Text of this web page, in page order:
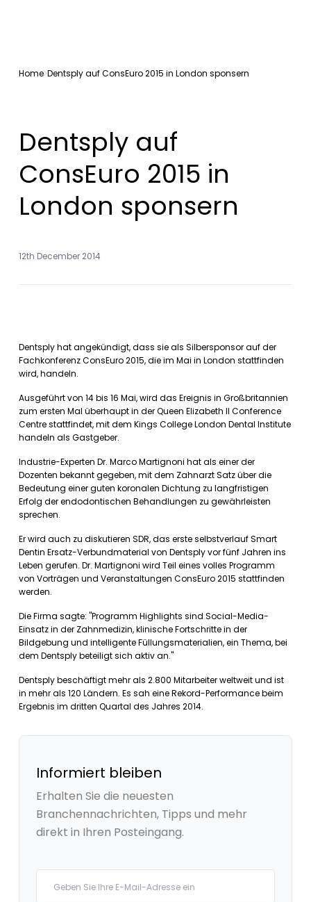
Home Dentsply auf ConsEuro 2015 in London sponsern
Dentsply auf
ConsEuro 2015 in
London sponsern
12th December 2014
Dentsply hat angekündigt, dass sie als Silbersponsor auf der
Fachkonferenz ConsEuro 2015, die im Mai in London stattfinden
wird, handeln.
Ausgeführt von 14 bis 16 Mai, wird das Ereignis in Großbritannien
zum ersten Mal überhaupt in der Queen Elizabeth II Conference
Centre stattfindet, mit dem Kings College London Dental Institute
handeln als Gastgeber.
Industrie-Experten Dr. Marco Martignoni hat als einer der
Dozenten bekannt gegeben, mit dem Zahnarzt Satz über die
Bedeutung einer guten koronalen Dichtung zu langfristigen
Erfolg der endodontischen Behandlungen zu gewährleisten
sprechen.
Er wird auch zu diskutieren SDR, das erste selbstverlauf Smart
Dentin Ersatz-Verbundmaterial von Dentsply vor fünf Jahren ins
Leben gerufen. Dr. Martignoni wird Teil eines volles Programm
von Vorträgen und Veranstaltungen ConsEuro 2015 stattfinden
werden.
Die Firma sagte: "Programm Highlights sind Social-Media-
Einsatz in der Zahnmedizin, klinische Fortschritte in der
Bildgebung und intelligente Füllungsmaterialien, ein Thema, bei
dem Dentsply beteiligt sich aktiv an."
Dentsply beschäftigt mehr als 2.800 Mitarbeiter weltweit und ist
in mehr als 120 Ländern. Es sah eine Rekord-Performance beim
Ergebnis im dritten Quartal des Jahres 2014.
Informiert bleiben
Erhalten Sie die neuesten
Branchennachrichten, Tipps und mehr
direkt in Ihren Posteingang.